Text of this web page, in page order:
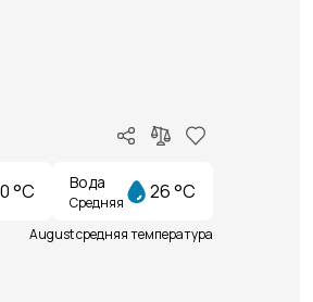
°C Вода
Средняя 26 °C
August средняя температура